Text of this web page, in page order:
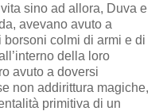
sino ad allora, Duva e
avevano avuto a
colmi di armi e di
della loro
avuto a doversi
non addirittura magiche,
primitiva di un